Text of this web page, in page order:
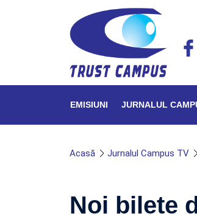
EMISIUNI JURNALUL
Acasă Jurnalul Campus TV
Noi bilete